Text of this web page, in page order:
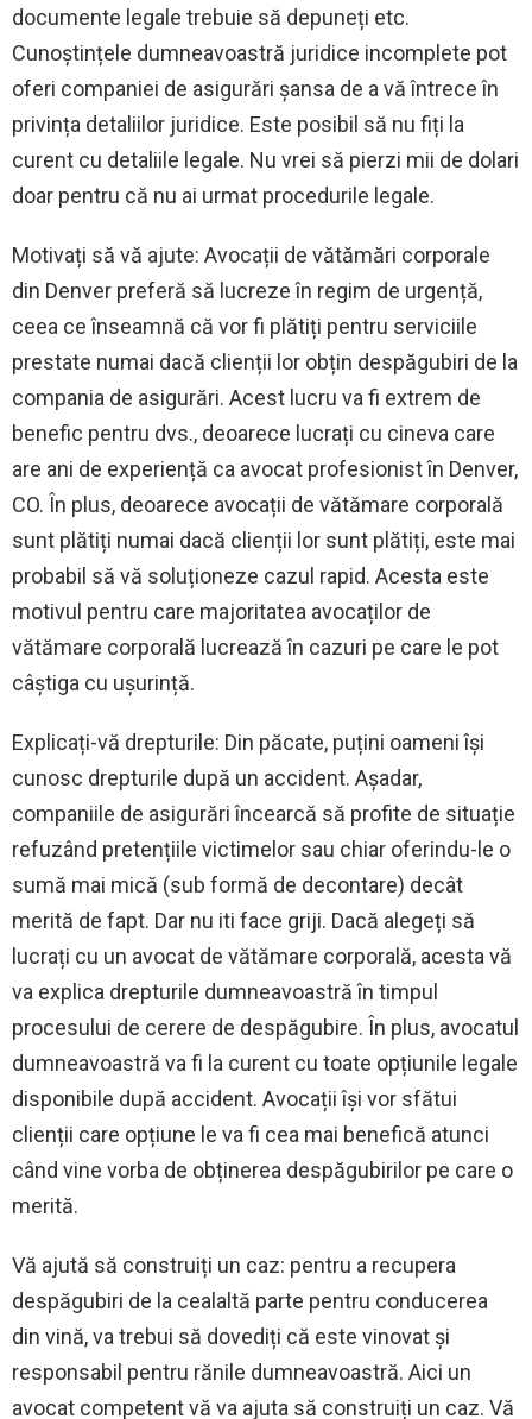
documente legale trebuie să depuneți etc.
Cunoștințele dumneavoastră juridice incomplete pot
oferi companiei de asigurări șansa de a vă întrece în
privința detaliilor juridice. Este posibil să nu fiți la
curent cu detaliile legale. Nu vrei să pierzi mii de dolari
doar pentru că nu ai urmat procedurile legale.
Motivați să vă ajute: Avocații de vătămări corporale
din Denver preferă să lucreze în regim de urgență,
ceea ce înseamnă că vor fi plătiți pentru serviciile
prestate numai dacă clienții lor obțin despăgubiri de la
compania de asigurări. Acest lucru va fi extrem de
benefic pentru dvs., deoarece lucrați cu cineva care
are ani de experiență ca avocat profesionist în Denver,
CO. În plus, deoarece avocații de vătămare corporală
sunt plătiți numai dacă clienții lor sunt plătiți, este mai
probabil să vă soluționeze cazul rapid. Acesta este
motivul pentru care majoritatea avocaților de
vătămare corporală lucrează în cazuri pe care le pot
câștiga cu ușurință.
Explicați-vă drepturile: Din păcate, puțini oameni își
cunosc drepturile după un accident. Așadar,
companiile de asigurări încearcă să profite de situație
refuzând pretențiile victimelor sau chiar oferindu-le o
sumă mai mică (sub formă de decontare) decât
merită de fapt. Dar nu iti face griji. Dacă alegeți să
lucrați cu un avocat de vătămare corporală, acesta vă
va explica drepturile dumneavoastră în timpul
procesului de cerere de despăgubire. În plus, avocatul
dumneavoastră va fi la curent cu toate opțiunile legale
disponibile după accident. Avocații își vor sfătui
clienții care opțiune le va fi cea mai benefică atunci
când vine vorba de obținerea despăgubirilor pe care o
merită.
Vă ajută să construiți un caz: pentru a recupera
despăgubiri de la cealaltă parte pentru conducerea
din vină, va trebui să dovediți că este vinovat și
responsabil pentru rănile dumneavoastră. Aici un
avocat competent vă va ajuta să construiți un caz. Vă